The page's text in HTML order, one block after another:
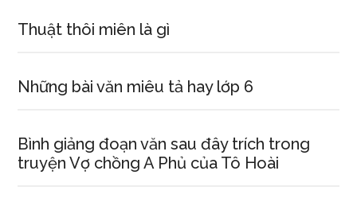
Thuật thôi miên là gì
Những bài văn miêu tả hay lớp 6
Bình giảng đoạn văn sau đây trích trong
truyện Vợ chồng A Phủ của Tô Hoài